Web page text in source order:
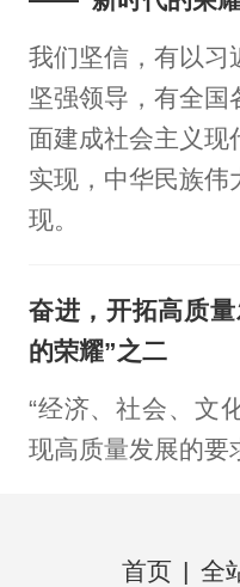
我们坚信，有以习
坚强领导，有全国
面建成社会主义现
实现，中华民族伟
现。
奋进，开拓高质
的荣耀”之二
“经济、社会、文
现高质量发展的要
首页 | 全